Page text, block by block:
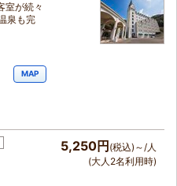
室が続々
泉も完
MAP
5,250円 (税込)～/人
(大人2名利用時)